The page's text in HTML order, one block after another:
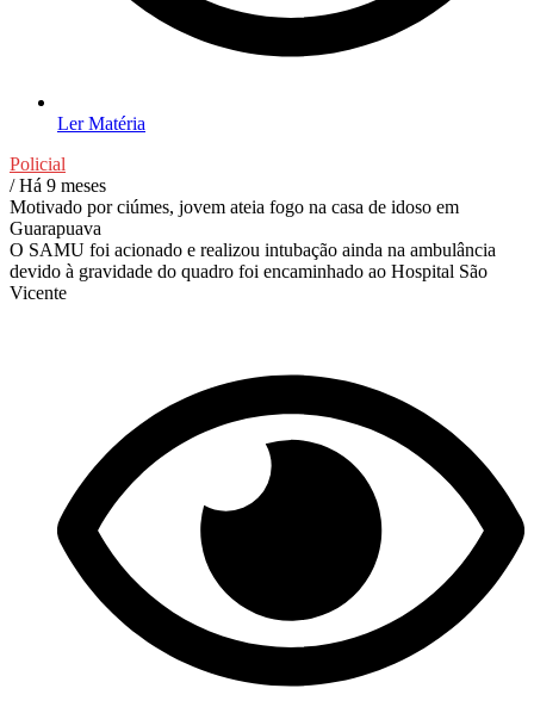
Ler Matéria
Policial
/ Há 9 meses
Motivado por ciúmes, jovem ateia fogo na casa de idoso em
Guarapuava
O SAMU foi acionado e realizou intubação ainda na ambulância
devido à gravidade do quadro foi encaminhado ao Hospital São
Vicente